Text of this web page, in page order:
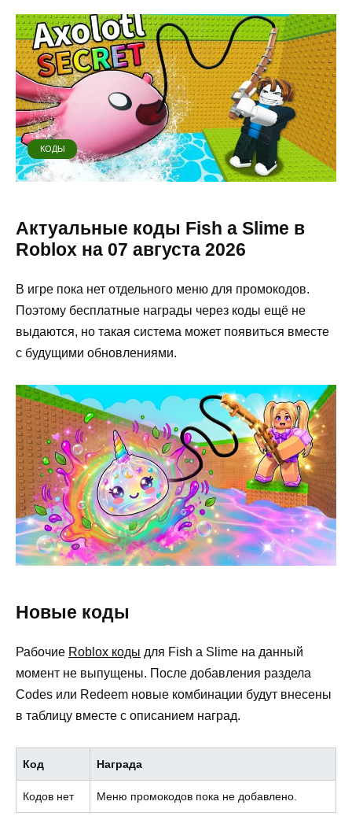
КОДЫ
Актуальные коды Fish a Slime в
Roblox на 07 августа 2026
В игре пока нет отдельного меню для промокодов.
Поэтому бесплатные награды через коды ещё не
выдаются, но такая система может появиться вместе
с будущими обновлениями.
Новые коды
Рабочие Roblox коды для Fish a Slime на данный
момент не выпущены. После добавления раздела
Codes или Redeem новые комбинации будут внесены
в таблицу вместе с описанием наград.
Код Награда
Кодов нет Меню промокодов пока не добавлено.